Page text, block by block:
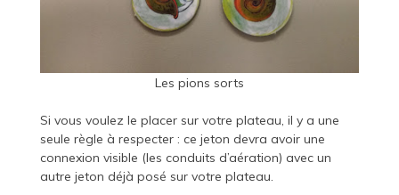
Les pions sorts
Si vous voulez le placer sur votre plateau, il y a une
seule règle à respecter : ce jeton devra avoir une
connexion visible (les conduits d’aération) avec un
autre jeton déjà posé sur votre plateau.